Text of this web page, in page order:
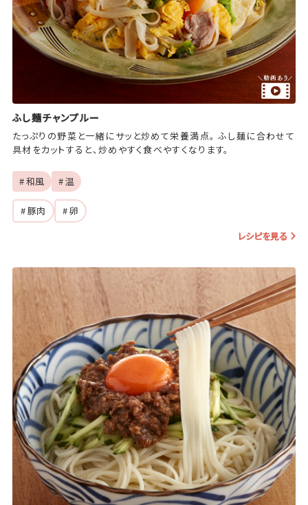
ふし麺チャンプルー
たっぷりの野菜と一緒にサッと炒めて栄養満点。 ふし麺に合わせて
具材をカットすると、炒めやすく食べやすくなります。
# 和風 # 温
# 豚肉
# 卵
レシピを見る